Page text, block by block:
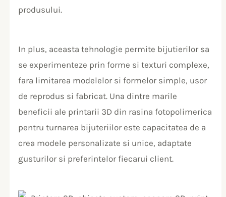
produsului.
In plus, aceasta tehnologie permite bijutierilor sa
se experimenteze prin forme si texturi complexe,
fara limitarea modelelor si formelor simple, usor
de reprodus si fabricat. Una dintre marile
beneficii ale printarii 3D din rasina fotopolimerica
pentru turnarea bijuteriilor este capacitatea de a
crea modele personalizate si unice, adaptate
gusturilor si preferintelor fiecarui client.